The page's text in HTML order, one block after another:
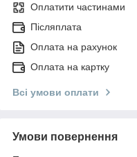
Оплатити частинами
Післяплата
Оплата на рахунок
Оплата на картку
Всі умови оплати
Умови повернення